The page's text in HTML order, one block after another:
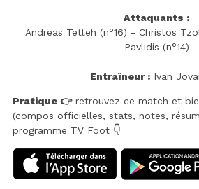
Attaquants :
Andreas Tetteh (n°16) - Christos
Pavlidis (n°14)
Entraîneur : Ivan
Pratique 👉retrouvez ce match et
(compos officielles, stats, notes,
programme TV Foot 👇